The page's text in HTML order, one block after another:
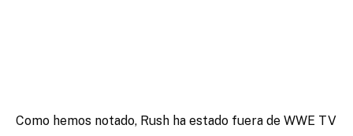
Como hemos notado, Rush ha estado fuera de WWE TV